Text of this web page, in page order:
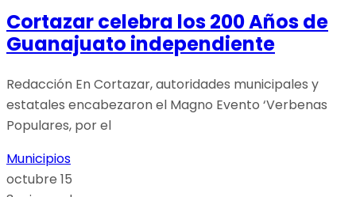
Cortazar celebra los 200 Años de
Guanajuato independiente
Redacción En Cortazar, autoridades municipales y
estatales encabezaron el Magno Evento ‘Verbenas
Populares, por el
Municipios
octubre 15